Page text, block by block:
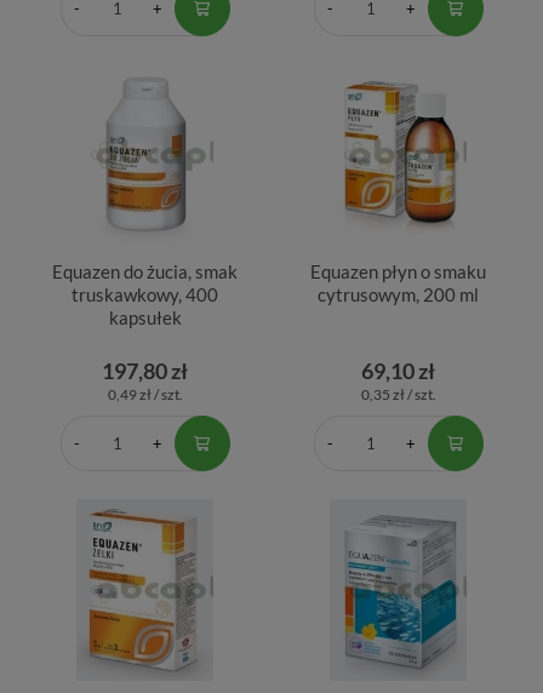
Equazen do żucia, smak
truskawkowy, 400
kapsułek
197,80 zł
0,49 zł / szt.
Equazen płyn o smaku
cytrusowym, 200 ml
69,10 zł
0,35 zł / szt.